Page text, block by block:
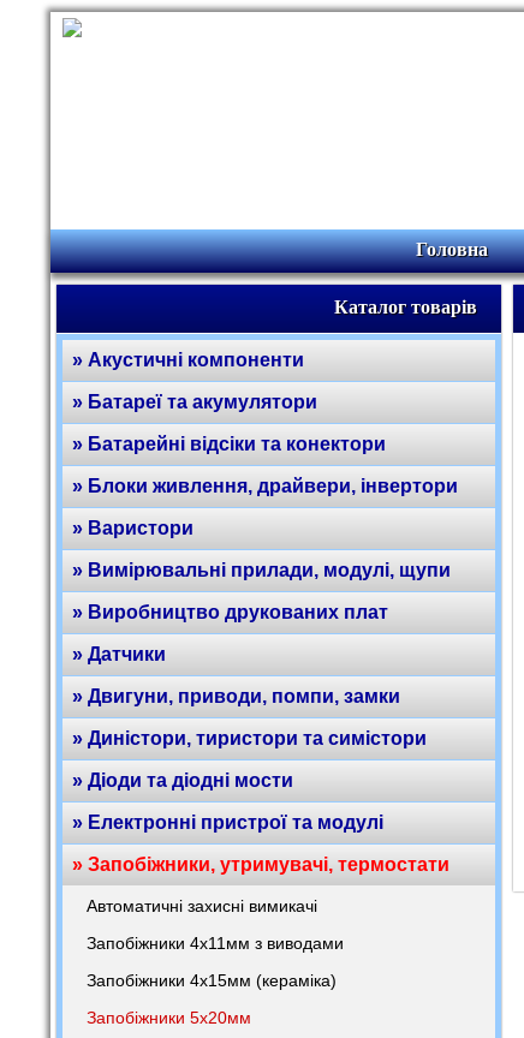
Головна
Каталог товарів
» Акустичні компоненти
» Батареї та акумулятори
» Батарейні відсіки та конектори
» Блоки живлення, драйвери, інвертори
» Варистори
» Вимірювальні прилади, модулі, щупи
» Виробництво друкованих плат
» Датчики
» Двигуни, приводи, помпи, замки
» Диністори, тиристори та симістори
» Діоди та діодні мости
» Електронні пристрої та модулі
» Запобіжники, утримувачі, термостати
Автоматичні захисні вимикачі
Запобіжники 4х11мм з виводами
Запобіжники 4х15мм (кераміка)
Запобіжники 5х20мм